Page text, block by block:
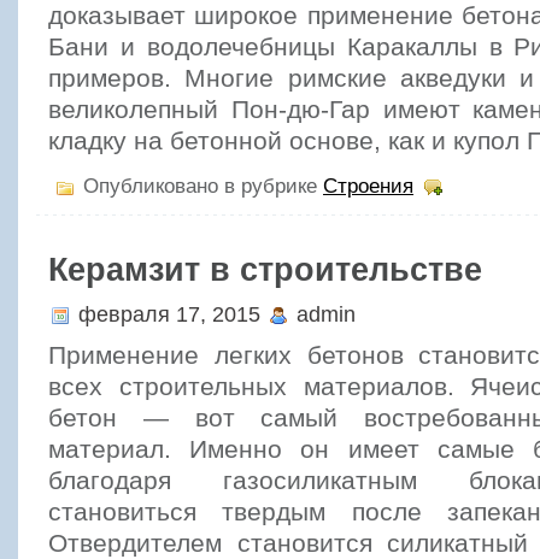
доказывает широкое применение
Бани и водолечебницы Каракаллы в
примеров. Многие римские акведуки
великолепный Пон-дю-Гар имеют
кладку на бетонной основе, как и купол
Опубликовано в рубрике Строения
Керамзит в строительстве
февраля 17, 2015 admin
Применение легких бетонов
всех строительных материалов.
бетон — вот самый
материал. Именно он имеет самые
благодаря газосиликатным
становиться твердым после
Отвердителем становится